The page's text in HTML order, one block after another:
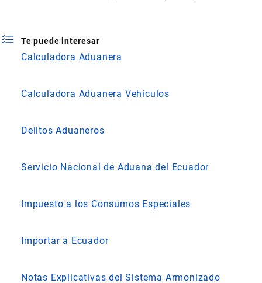
Te puede interesar
Calculadora Aduanera
Calculadora Aduanera Vehículos
Delitos Aduaneros
Servicio Nacional de Aduana del Ecuador
Impuesto a los Consumos Especiales
Importar a Ecuador
Notas Explicativas del Sistema Armonizado